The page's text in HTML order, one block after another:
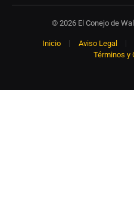
© 2026 El Conejo de
Inicio Aviso Legal
Términos y